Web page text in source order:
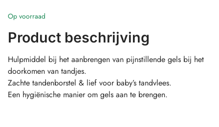
Op voorraad
Product beschrijving
Hulpmiddel bij het aanbrengen van pijnstillende gels bij het
doorkomen van tandjes.
Zachte tandenborstel & lief voor baby’s tandvlees.
Een hygiënische manier om gels aan te brengen.